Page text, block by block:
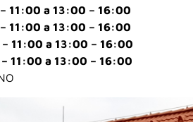
a 13:00 – 16:00
11:00 a 13:00 – 16:00
11:00 a 13:00 – 16:00
a 13:00 – 16:00